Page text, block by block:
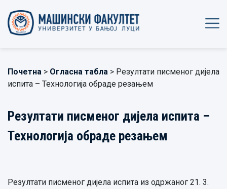
Почетна > Огласна табла > Резултати писменог дијела
испита – Технологија обраде резањем
Резултати писменог дијела испита –
Технологија обраде резањем
Резултати писменог дијела испита из одржаног 21. 3.